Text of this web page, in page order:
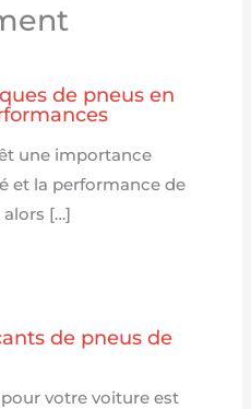
de pneus en
une importance
et la performance de
alors […]
de pneus de
votre voiture est